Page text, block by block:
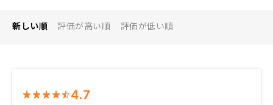
新しい順 評価が高い順 評価が低い順
4.7